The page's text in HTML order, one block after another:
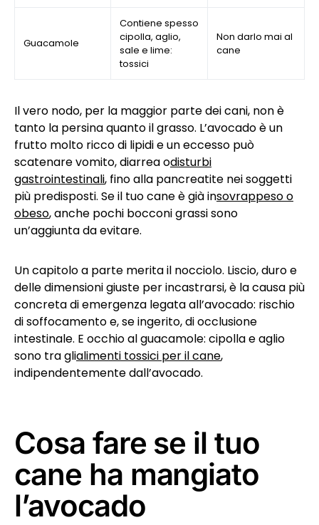
Guacamole
Contiene spesso
cipolla, aglio,
sale e lime:
tossici
Non darlo mai al
cane
Il vero nodo, per la maggior parte dei cani, non è
tanto la persina quanto il grasso. L’avocado è un
frutto molto ricco di lipidi e un eccesso può
scatenare vomito, diarrea odisturbi
gastrointestinali, fino alla pancreatite nei soggetti
più predisposti. Se il tuo cane è già insovrappeso o
obeso, anche pochi bocconi grassi sono
un’aggiunta da evitare.
Un capitolo a parte merita il nocciolo. Liscio, duro e
delle dimensioni giuste per incastrarsi, è la causa più
concreta di emergenza legata all’avocado: rischio
di soffocamento e, se ingerito, di occlusione
intestinale. E occhio al guacamole: cipolla e aglio
sono tra glialimenti tossici per il cane,
indipendentemente dall’avocado.
Cosa fare se il tuo
cane ha mangiato
l’avocado